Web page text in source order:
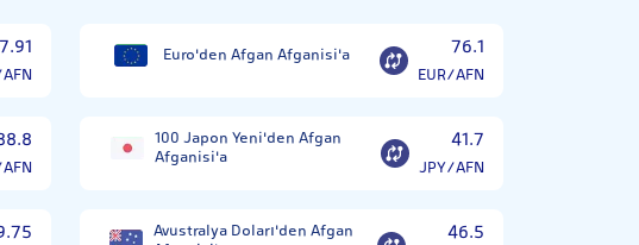
Euro'den Afgan Afganisi'a 76.1
EUR/AFN
100 Japon Yeni'den Afgan
Afganisi'a
41.7
JPY/AFN
Avustralya Doları'den Afgan 46.5